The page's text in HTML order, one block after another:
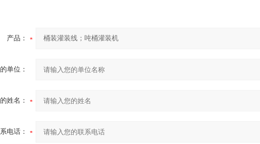
产品：
单位：
姓名：
电话：